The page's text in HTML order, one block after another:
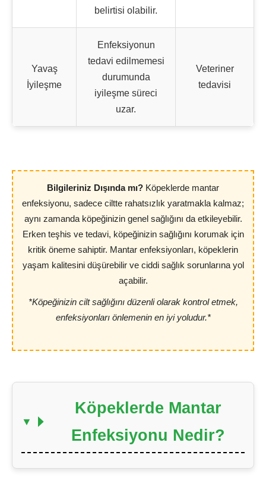
belirtisi olabilir.
Yavaş
İyileşme
Enfeksiyonun
tedavi edilmemesi
durumunda
iyileşme süreci
uzar.
Veteriner
tedavisi
Bilgileriniz Dışında mı? Köpeklerde mantar
enfeksiyonu, sadece ciltte rahatsızlık yaratmakla kalmaz;
aynı zamanda köpeğinizin genel sağlığını da etkileyebilir.
Erken teşhis ve tedavi, köpeğinizin sağlığını korumak için
kritik öneme sahiptir. Mantar enfeksiyonları, köpeklerin
yaşam kalitesini düşürebilir ve ciddi sağlık sorunlarına yol
açabilir.
*Köpeğinizin cilt sağlığını düzenli olarak kontrol etmek,
enfeksiyonları önlemenin en iyi yoludur.*
Köpeklerde Mantar
Enfeksiyonu Nedir?